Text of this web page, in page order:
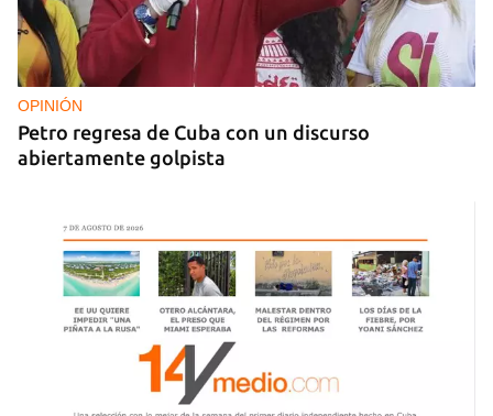
NICARAGUA
EE UU propone a la OEA convocar a los
cancilleres para "tomar medidas" contra las
decisiones de Ortega
OPINIÓN
Petro regresa de Cuba con un discurso
abiertamente golpista